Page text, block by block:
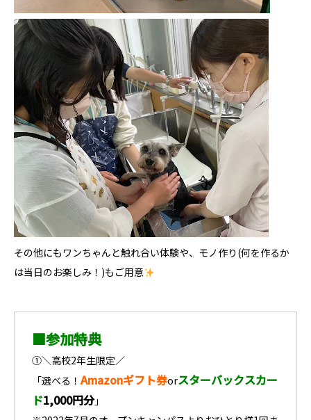
その他にもワンちゃんと触れ合い体験や、モノ作り(何を作るか
は当日のお楽しみ！)もご用意
■参加特典
①＼高校2年生限定／
「選べる！Amazonギフト券orスターバックスカー
ド1,000円分」